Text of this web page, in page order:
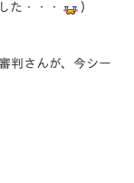
た・・・
）
判さんが、今シー